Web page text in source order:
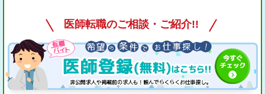
医師転職のご相談・ご紹介!!